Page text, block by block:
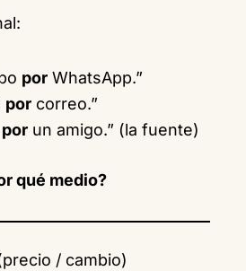
por WhatsApp.”
por correo.”
por un amigo.” (la fuente)
qué medio?
/ cambio)